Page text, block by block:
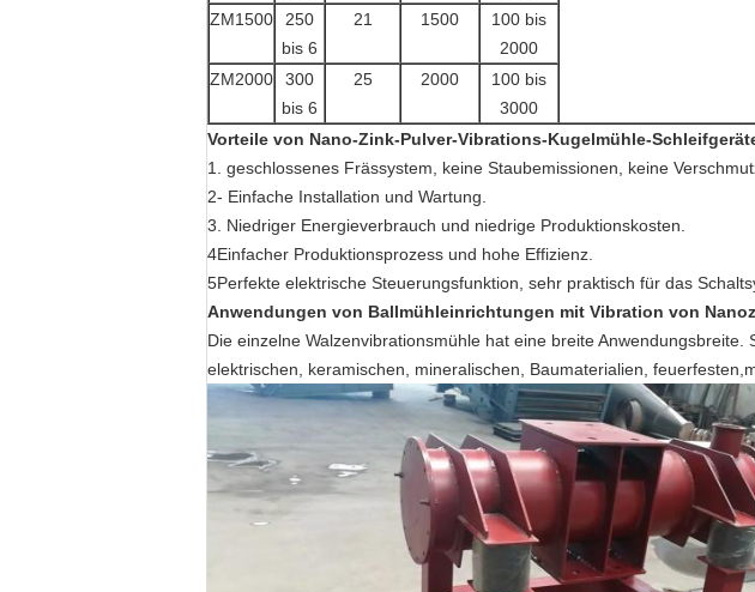
ZM1500
250
bis 6
21 1500
100 bis
2000
ZM2000
300
bis 6
25 2000
100 bis
3000
Vorteile von Nano-Zink-Pulver-Vibrations-Kugelmühle-
1. geschlossenes Frässystem, keine Staubemissionen, keine
2- Einfache Installation und Wartung.
3. Niedriger Energieverbrauch und niedrige Produktionskosten.
4Einfacher Produktionsprozess und hohe Effizienz.
5Perfekte elektrische Steuerungsfunktion, sehr praktisch für das
Anwendungen von Ballmühleinrichtungen mit Vibration von
Die einzelne Walzenvibrationsmühle hat eine breite
elektrischen, keramischen, mineralischen, Baumaterialien,